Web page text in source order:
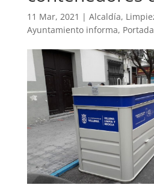
11 Mar, 2021 | Alcaldía,
Ayuntamiento informa, Portada